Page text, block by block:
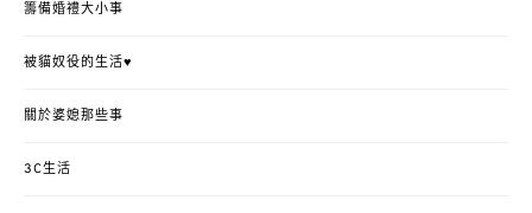
籌備婚禮大小事
被貓奴役的生活♥
關於婆媳那些事
3C生活